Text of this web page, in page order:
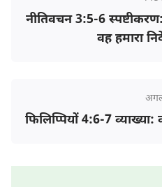
दें। परमेश्वर के वचनों के माध्यम
से उनकी उपस्थिति में हमारा
प्राप्त करने के लिए उत्सुक हैं,
नीचे ऑनलाइन चैट विंडो के
नीतिवचन 3:5-6
वह हमारा
फिलिप्पियों 4:6-7